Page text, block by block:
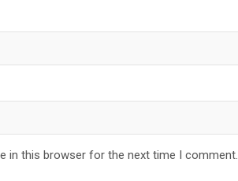
in this browser for the next time I comment.